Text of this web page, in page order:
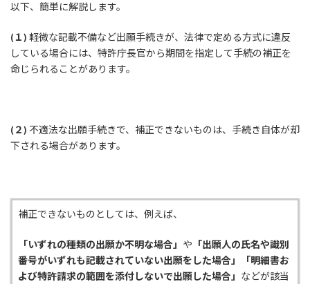
以下、簡単に解説します。
(１) 軽微な記載不備など出願手続きが、法律で定める方式に違反
している場合には、特許庁長官から期間を指定して手続の補正を
命じられることがあります。
(２) 不適法な出願手続きで、補正できないものは、手続き自体が却
下される場合があります。
補正できないものとしては、例えば、
「いずれの種類の出願か不明な場合」 や 「出願人の氏名や識別
番号がいずれも記載されていない出願をした場合」「明細書お
よび特許請求の範囲を添付しないで出願した場合」 などが該当